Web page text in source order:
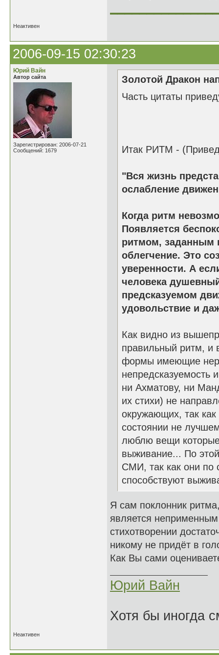
Неактивен
2006-09-15 02:30:23
Юрий Вайн
Автор сайта
Зарегистрирован: 2006-07-21
Сообщений: 1679
Золотой Дракон
Часть цитаты
Итак РИТМ -
"Вся жизнь
ослабление
Когда ритм
Появляется
ритмом, заданным
облегчение. Это
уверенности. А
человека
предсказуемом
удовольствие и
Как видно из
правильный ритм, и
формы имеющие
непредсказуемость
ни Ахматову, ни
их стихи) не
окружающих, так
состоянии не
люблю вещи
выживание... По
СМИ, так как они по
способствуют
Я сам поклонник
является
стихотворении
никому не придёт в
Как Вы сами
Юрий Вайн
Хотя бы иногда
Неактивен